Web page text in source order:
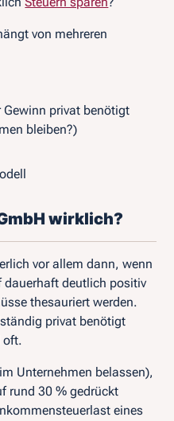
von mehreren
privat benötigt
bleiben?)
wirklich?
vor allem dann, wenn
dauerhaft deutlich positiv
thesauriert werden.
privat benötigt
oft.
Unternehmen belassen),
rund 30 % gedrückt
eines